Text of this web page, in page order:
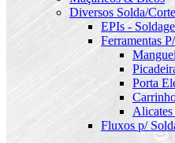
Diversos Solda/Corte
EPIs -
Ferramentas
Porta
Alicates
Fluxos p/